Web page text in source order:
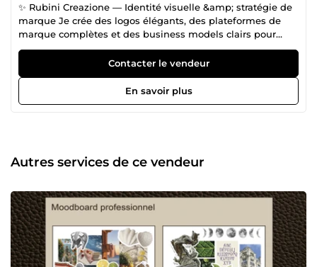
✨ Rubini Creazione — Identité visuelle &amp; stratégie de
marque Je crée des logos élégants, des plateformes de
marque complètes et des business models clairs pour
entrepreneurs, créateurs et petites entreprises. Mon style :
simple, classe, impactant. Mon objectif : que ton identité
de marque devienne un vrai aimant à clients. 💎 Ce que je
propose : – Logos premium et minimalistes – Plateforme
de marque (mission, vision, valeurs, ton, moodboard) –
Creazione : on ne crée pas une marque, on crée une
identité.
Contacter le vendeur
En savoir plus
Autres services de ce vendeur